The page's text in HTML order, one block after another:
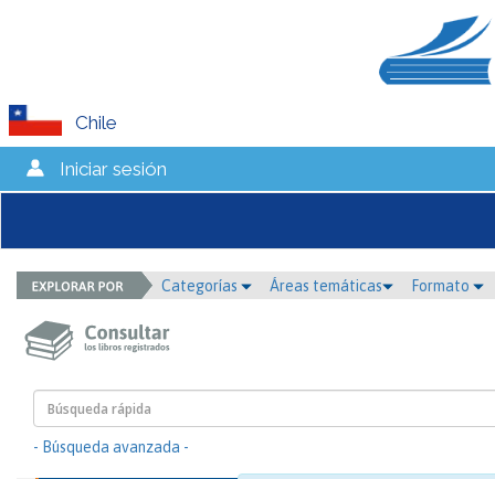
Chile
Iniciar sesión
Categorías Áreas temáticas Formato
- Búsqueda avanzada -